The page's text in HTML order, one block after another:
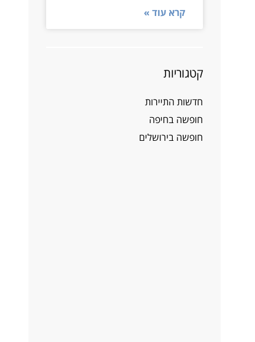
קרא עוד »
קטגוריות
חדשות התיירות
חופשה בחיפה
חופשה בירושלים